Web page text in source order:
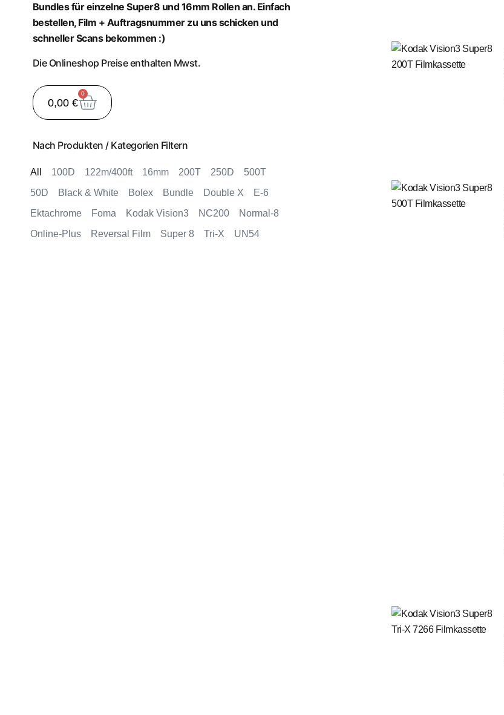
Bundles für einzelne Super8 und 16mm Rollen an. Einfach
bestellen, Film + Auftragsnummer zu uns schicken und
schneller Scans bekommen :)
Die Onlineshop Preise enthalten Mwst.
0,00 €
0
Nach Produkten / Kategorien Filtern
100D 122m/400ft 16mm 200T 250D
500T
50D
Black & White Bolex Bundle Double X
E-6
Ektachrome
Foma Kodak Vision3 NC200
Normal-8
Online-Plus
Reversal Film Super 8 Tri-X UN54
All